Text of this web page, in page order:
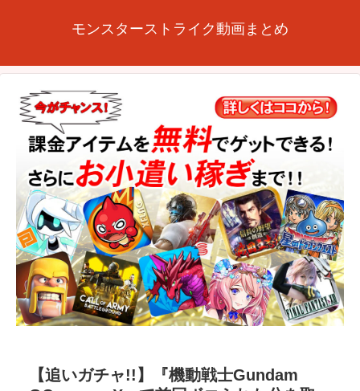
モンスターストライク動画まとめ
【追いガチャ!!】『機動戦士Gundam